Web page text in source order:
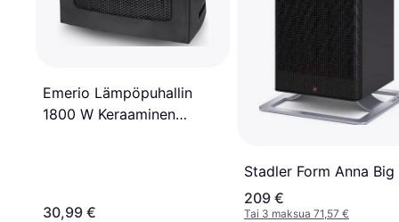
Emerio Lämpöpuhallin
1800 W Keraaminen
30,99 €
Stadler Form Anna Big
209 €
Tai 3 maksua 71,57 €